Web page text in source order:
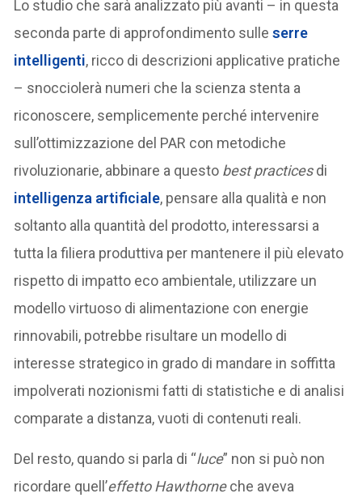
Lo studio che sarà analizzato più avanti – in questa
seconda parte di approfondimento sulleserre
intelligenti, ricco di descrizioni applicative pratiche
– snocciolerà numeri che la scienza stenta a
riconoscere, semplicemente perché intervenire
sull’ottimizzazione del PAR con metodiche
rivoluzionarie, abbinare a questo best practicesdi
intelligenza artificiale, pensare alla qualità e non
soltanto alla quantità del prodotto, interessarsi a
tutta la filiera produttiva per mantenere il più elevato
rispetto di impatto eco ambientale, utilizzare un
modello virtuoso di alimentazione con energie
rinnovabili, potrebbe risultare un modello di
interesse strategico in grado di mandare in soffitta
impolverati nozionismi fatti di statistiche e di analisi
comparate a distanza, vuoti di contenuti reali.
Del resto, quando si parla di “luce” non si può non
ricordare quell’effetto Hawthorneche aveva